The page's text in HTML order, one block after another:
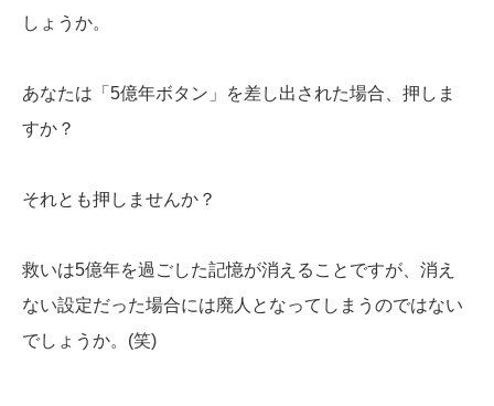
しょうか。
あなたは「5億年ボタン」を差し出された場合、押しま
すか？
それとも押しませんか？
救いは5億年を過ごした記憶が消えることですが、消え
ない設定だった場合には廃人となってしまうのではない
でしょうか。(笑)